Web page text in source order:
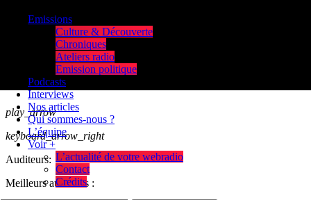
play_arrow
keyboard_arrow_right
Auditeurs:
Meilleurs auditeurs :
Emissions
Culture & Découverte
Chroniques
Ateliers radio
Emission politique
Podcasts
Interviews
Nos articles
Qui sommes-nous ?
L’équipe
Voir +
L’actualité de votre webradio
Contact
Crédits